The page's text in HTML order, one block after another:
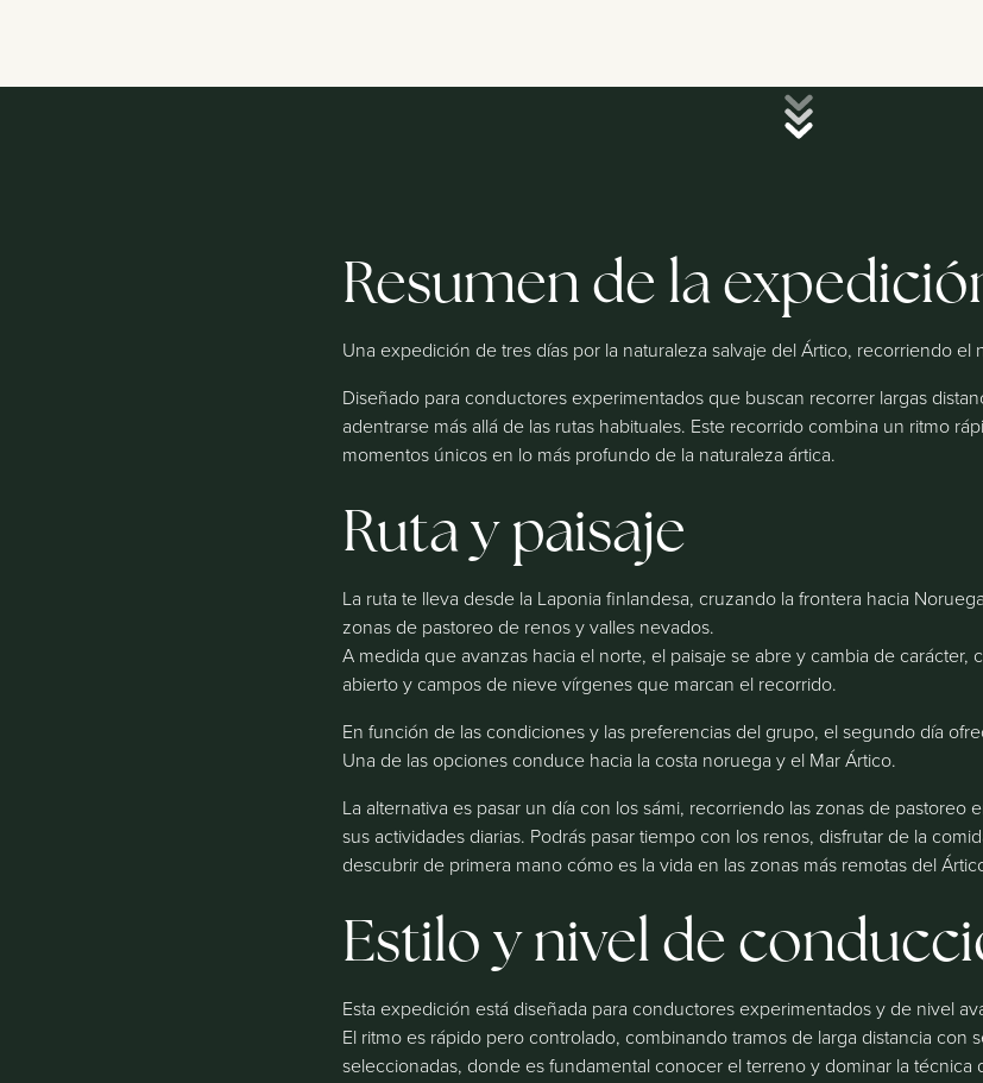
Resumen de la
Una expedición de tres días por la naturaleza salvaje del Ártico, recorriendo el
Diseñado para conductores experimentados que buscan recorrer largas
adentrarse más allá de las rutas habituales. Este recorrido combina un ritmo
momentos únicos en lo más profundo de la naturaleza ártica.
Ruta y paisaje
La ruta te lleva desde la Laponia finlandesa, cruzando la frontera hacia
zonas de pastoreo de renos y valles nevados.
A medida que avanzas hacia el norte, el paisaje se abre y cambia de carácter,
abierto y campos de nieve vírgenes que marcan el recorrido.
En función de las condiciones y las preferencias del grupo, el segundo día
Una de las opciones conduce hacia la costa noruega y el Mar Ártico.
La alternativa es pasar un día con los sámi, recorriendo las zonas de
sus actividades diarias. Podrás pasar tiempo con los renos, disfrutar de la
descubrir de primera mano cómo es la vida en las zonas más remotas del
Estilo y nivel de
Esta expedición está diseñada para conductores experimentados y de nivel
El ritmo es rápido pero controlado, combinando tramos de larga distancia con
seleccionadas, donde es fundamental conocer el terreno y dominar la técnica